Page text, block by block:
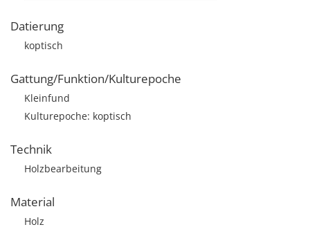
Datierung
koptisch
Gattung/Funktion/Kulturepoche
Kleinfund
Kulturepoche: koptisch
Technik
Holzbearbeitung
Material
Holz